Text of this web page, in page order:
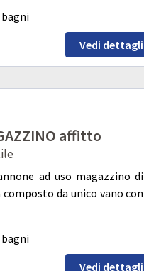
bagni
Vedi dettagli
affitto
ad uso magazzino di
da unico vano con
bagni
Vedi dettagli